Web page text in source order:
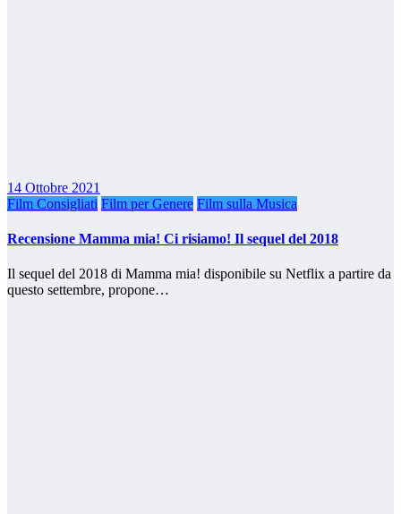
14 Ottobre 2021
Film Consigliati Film per Genere Film sulla Musica
Recensione Mamma mia! Ci risiamo! Il sequel del 2018
Il sequel del 2018 di Mamma mia! disponibile su Netflix a partire da
questo settembre, propone…